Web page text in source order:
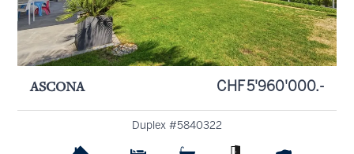
ASCONA CHF 5'960'000.-
Duplex #5840322